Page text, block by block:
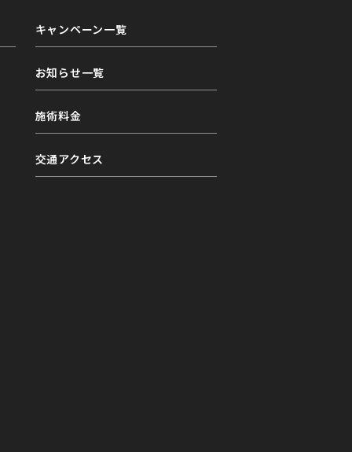
キャンペーン一覧
お知らせ一覧
施術料金
交通アクセス